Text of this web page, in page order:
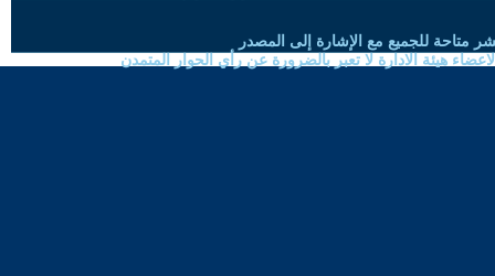
متاحة للجميع مع الإشارة إلى المصدر
هيئة الادارة لا تعبر بالضرورة عن رأي الحوار المتمدن